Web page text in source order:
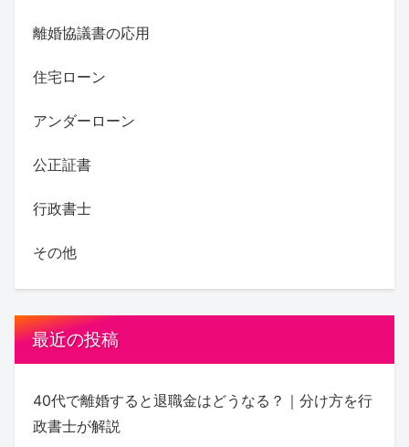
離婚協議書の応用
住宅ローン
アンダーローン
公正証書
行政書士
その他
最近の投稿
40代で離婚すると退職金はどうなる？｜分け方を行
政書士が解説